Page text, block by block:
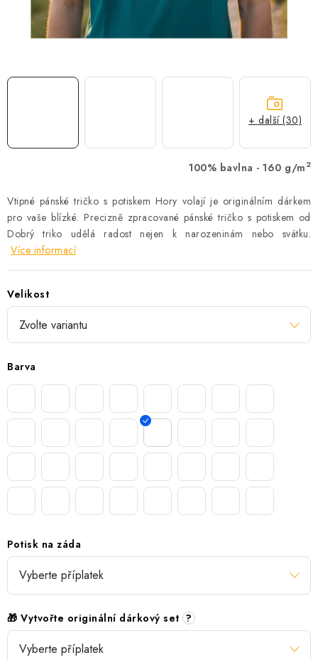
Obchodní podmínky
Zásady zpracování ochrany osobních údajů
Napište nám
100% bavlna - 160 g/m 2
Vtipné pánské tričko s potiskem Hory volají je originálním dárkem
pro vaše blízké. Precizně zpracované pánské tričko s potiskem od
Dobrý triko udělá radost nejen k narozeninám nebo svátku.
Více informací
Velikost
Barva
Potisk na záda
🎁 Vytvořte originální dárkový set ?
+ další (30)